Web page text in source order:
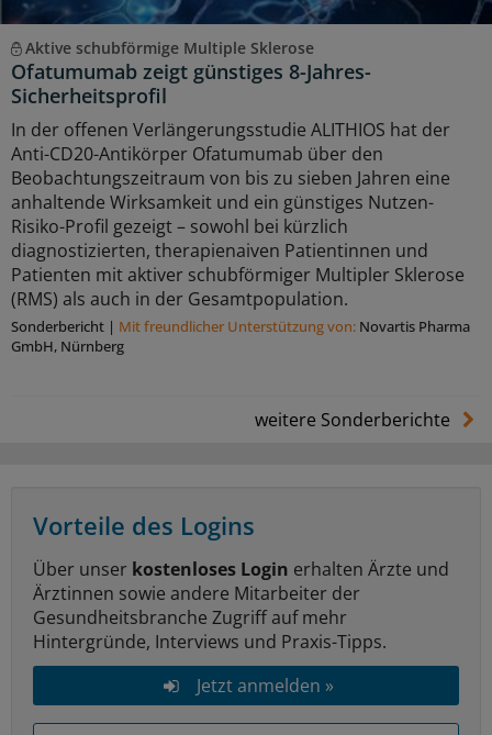
Aktive schubförmige Multiple Sklerose
Ofatumumab zeigt günstiges 8-Jahres-
Sicherheitsprofil
In der offenen Verlängerungsstudie ALITHIOS hat der
Anti-CD20-Antikörper Ofatumumab über den
Beobachtungszeitraum von bis zu sieben Jahren eine
anhaltende Wirksamkeit und ein günstiges Nutzen-
Risiko-Profil gezeigt – sowohl bei kürzlich
diagnostizierten, therapienaiven Patientinnen und
Patienten mit aktiver schubförmiger Multipler Sklerose
(RMS) als auch in der Gesamtpopulation.
Sonderbericht | Mit freundlicher Unterstützung von: Novartis Pharma
GmbH, Nürnberg
weitere Sonderberichte
Vorteile des Logins
Über unser kostenloses Login erhalten Ärzte und
Ärztinnen sowie andere Mitarbeiter der
Gesundheitsbranche Zugriff auf mehr
Hintergründe, Interviews und Praxis-Tipps.
Jetzt anmelden »